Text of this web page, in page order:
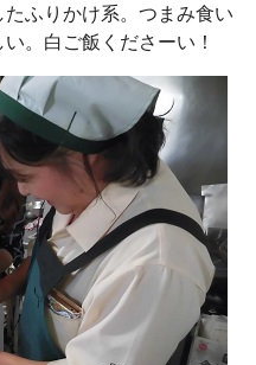
ふりかけ系。つまみ食い
。白ご飯くださーい！